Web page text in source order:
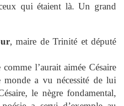
qui étaient là. Un grand
, maire de Trinité et député
l’aurait aimée Césaire
a vu nécessité de lui
le nègre fondamental,